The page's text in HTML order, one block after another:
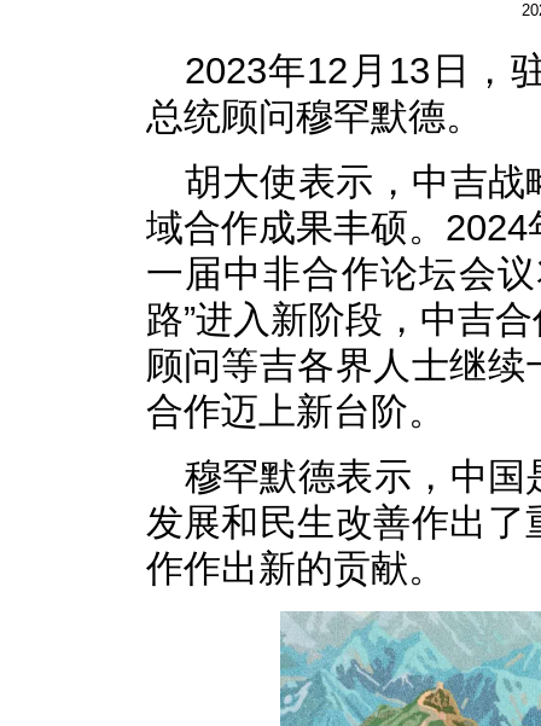
2023年12月13日，
总统顾问穆罕默德。
胡大使表示，中吉
域合作成果丰硕。
一届中非合作论坛会
路”进入新阶段，中吉
顾问等吉各界人士继
合作迈上新台阶。
穆罕默德表示，中
发展和民生改善作出
作作出新的贡献。